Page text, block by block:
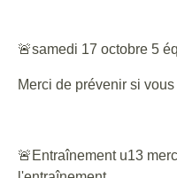
🚨samedi 17 octobre 5
Merci de prévenir si
🚨Entraînement u13